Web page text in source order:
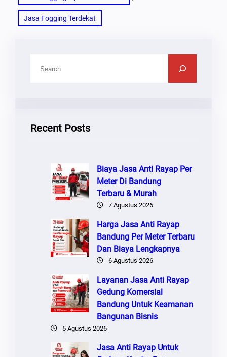
Jasa Fogging Terdekat
Recent Posts
Biaya Jasa Anti Rayap Per
Meter Di Bandung
Terbaru & Murah
7 Agustus 2026
Harga Jasa Anti Rayap
Bandung Per Meter Terbaru
Dan Biaya Lengkapnya
6 Agustus 2026
Layanan Jasa Anti Rayap
Gedung Komersial
Bandung Untuk Keamanan
Bangunan Bisnis
5 Agustus 2026
Jasa Anti Rayap Untuk